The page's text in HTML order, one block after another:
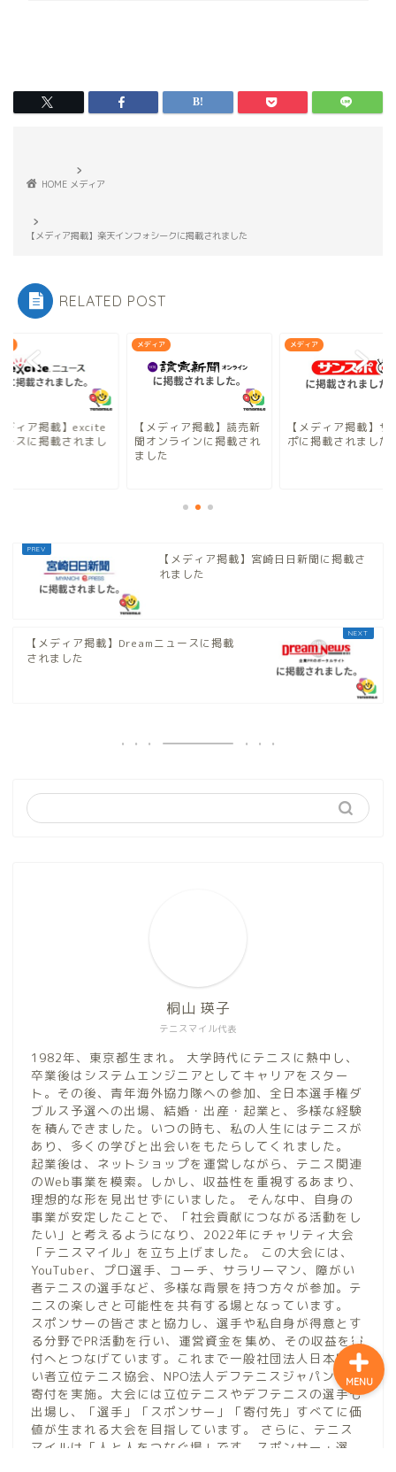
HOME メディア
【メディア掲載】楽天インフォシークに掲載されました
RELATED POST
ディア掲載】excite
ースに掲載されまし
メディア
【メディア掲載】読売新
聞オンラインに掲載され
ました
メディア
【メディア掲載】サ
ポに掲載されました
【メディア掲載】宮崎日日新聞に掲載さ
れました
【メディア掲載】Dreamニュースに掲載
されました
テニスマイル代表
桐山 瑛子
1982年、東京都生まれ。 大学時代にテニスに熱中し、
卒業後はシステムエンジニアとしてキャリアをスター
ト。その後、青年海外協力隊への参加、全日本選手権ダ
ブルス予選への出場、結婚・出産・起業と、多様な経験
を積んできました。いつの時も、私の人生にはテニスが
あり、多くの学びと出会いをもたらしてくれました。
起業後は、ネットショップを運営しながら、テニス関連
のWeb事業を模索。しかし、収益性を重視するあまり、
理想的な形を見出せずにいました。 そんな中、自身の
事業が安定したことで、「社会貢献につながる活動をし
たい」と考えるようになり、2022年にチャリティ大会
「テニスマイル」を立ち上げました。 この大会には、
YouTuber、プロ選手、コーチ、サラリーマン、障がい
者テニスの選手など、多様な背景を持つ方々が参加。テ
ニスの楽しさと可能性を共有する場となっています。
スポンサーの皆さまと協力し、選手や私自身が得意とす
る分野でPR活動を行い、運営資金を集め、その収益を寄
付へとつなげています。これまで一般社団法人日本障が
い者立位テニス協会、NPO法人デフテニスジャパンへの
寄付を実施。大会には立位テニスやデフテニスの選手も
出場し、「選手」「スポンサー」「寄付先」すべてに価
値が生まれる大会を目指しています。 さらに、テニス
マイルは「人と人をつなぐ場」です。スポンサー・選
MENU
ホーム
運営者情報
お問い合わせ